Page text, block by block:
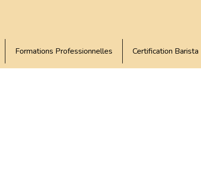
Formations Professionnelles Certification Barista